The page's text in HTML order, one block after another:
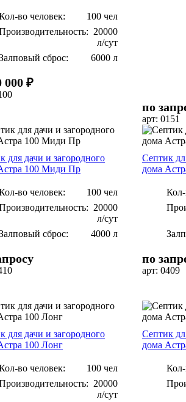
во человек:
100 чел
20000
л/сут
сброс:
6000 л
000 ₽
по
арт: 0151
для дачи и загородного
100 Миди Пр
во человек:
100 чел
20000
л/сут
сброс:
4000 л
Септик
дома
Кол-
по
арт: 0409
для дачи и загородного
100 Лонг
во человек:
100 чел
20000
л/сут
Септик
дома
Кол-